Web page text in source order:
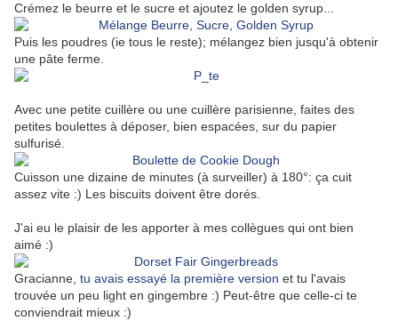
Crémez le beurre et le sucre et ajoutez le golden syrup...
Puis les poudres (ie tous le reste); mélangez bien jusqu'à obtenir
une pâte ferme.
Avec une petite cuillère ou une cuillère parisienne, faites des
petites boulettes à déposer, bien espacées, sur du papier
sulfurisé.
Cuisson une dizaine de minutes (à surveiller) à 180°: ça cuit
assez vite :) Les biscuits doivent être dorés.
J'ai eu le plaisir de les apporter à mes collègues qui ont bien
aimé :)
Gracianne, tu avais essayé la première version et tu l'avais
trouvée un peu light en gingembre :) Peut-être que celle-ci te
conviendrait mieux :)